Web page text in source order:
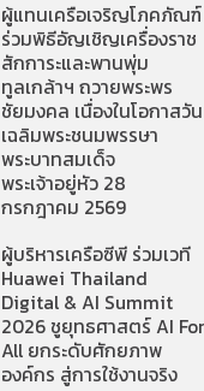
ผู้แทนเครือเจริญโภคภัณฑ์
ร่วมพิธีอัญเชิญเครื่องราช
สักการะและพานพุ่ม
ทูลเกล้าฯ ถวายพระพร
ชัยมงคล เนื่องในโอกาสวัน
เฉลิมพระชนมพรรษา
พระบาทสมเด็จ
พระเจ้าอยู่หัว 28
กรกฎาคม 2569
ผู้บริหารเครือซีพี ร่วมเวที
Huawei Thailand
Digital & AI Summit
2026 ชูยุทธศาสตร์ AI For
All ยกระดับศักยภาพ
องค์กร สู่การใช้งานจริง